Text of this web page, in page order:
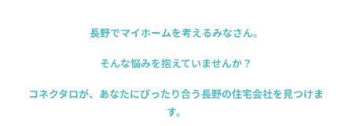
長野でマイホームを考えるみなさん。
そんな悩みを抱えていませんか？
コネクタロが、あなたにぴったり合う長野の住宅会社を見つけま
す。